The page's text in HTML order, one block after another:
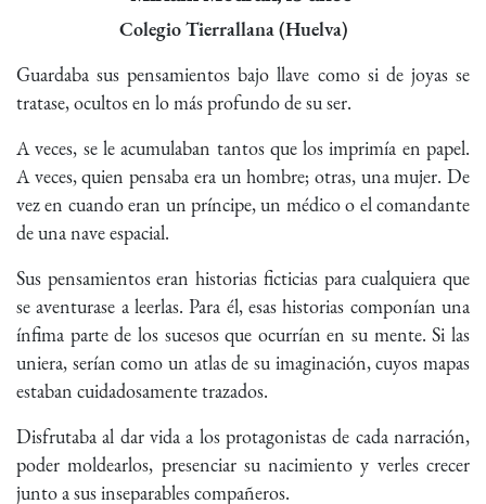
Colegio Tierrallana (Huelva)
Guardaba sus pensamientos bajo llave como si de joyas se
tratase, ocultos en lo más profundo de su ser.
A veces, se le acumulaban tantos que los imprimía en papel.
A veces, quien pensaba era un hombre; otras, una mujer. De
vez en cuando eran un príncipe, un médico o el comandante
de una nave espacial.
Sus pensamientos eran historias ficticias para cualquiera que
se aventurase a leerlas. Para él, esas historias componían una
ínfima parte de los sucesos que ocurrían en su mente. Si las
uniera, serían como un atlas de su imaginación, cuyos mapas
estaban cuidadosamente trazados.
Disfrutaba al dar vida a los protagonistas de cada narración,
poder moldearlos, presenciar su nacimiento y verles crecer
junto a sus inseparables compañeros.